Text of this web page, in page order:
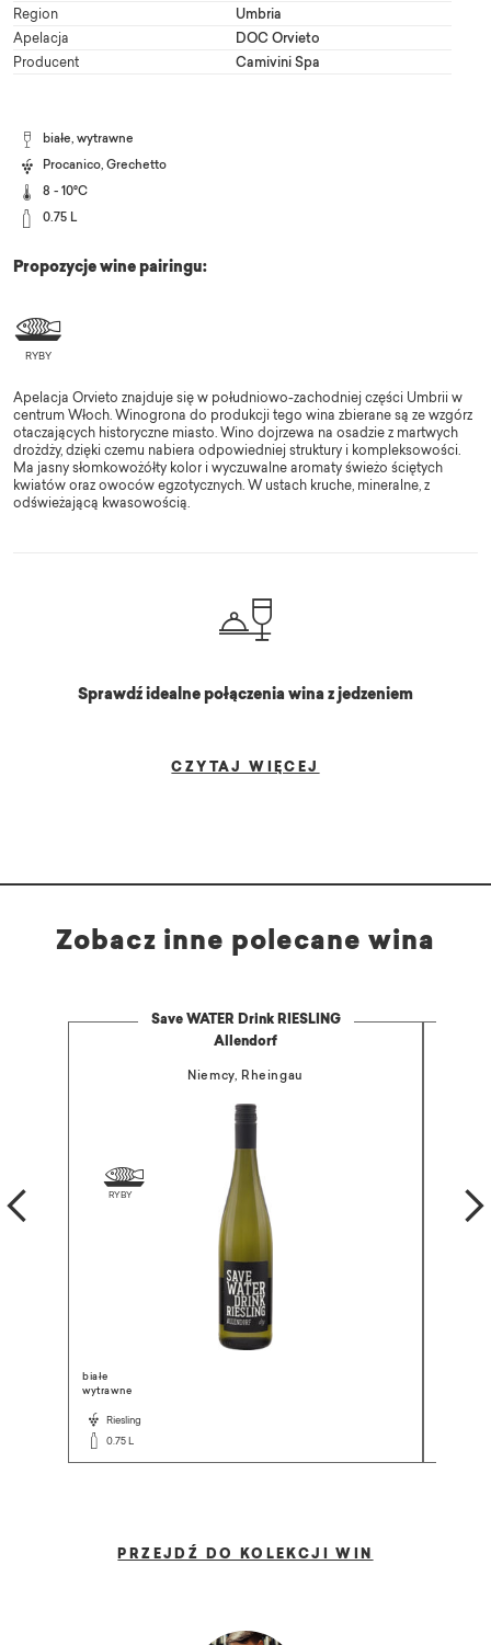
Region
Umbria
Apelacja
DOC Orvieto
Producent
Camivini Spa
białe, wytrawne
Procanico, Grechetto
8 - 10°C
0.75 L
Propozycje wine pairingu:
Apelacja Orvieto znajduje się w południowo-zachodniej części Umbrii w
centrum Włoch. Winogrona do produkcji tego wina zbierane są ze wzgórz
otaczających historyczne miasto. Wino dojrzewa na osadzie z martwych
drożdży, dzięki czemu nabiera odpowiedniej struktury i kompleksowości.
Ma jasny słomkowożółty kolor i wyczuwalne aromaty świeżo ściętych
kwiatów oraz owoców egzotycznych. W ustach kruche, mineralne, z
odświeżającą kwasowością.
Sprawdź idealne połączenia wina z jedzeniem
CZYTAJ WIĘCEJ
Zobacz inne polecane wina
Save WATER Drink RIESLING
Allendorf
Niemcy, Rheingau
białe
wytrawne
Riesling
0.75 L
PRZEJDŹ DO KOLEKCJI WIN